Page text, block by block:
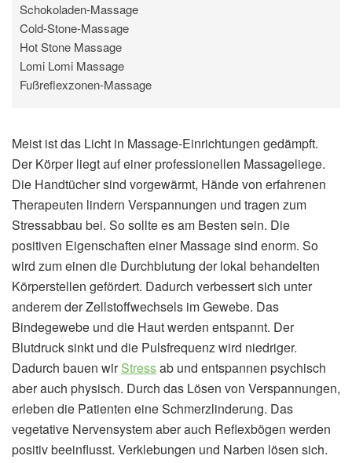
Schokoladen-Massage
Cold-Stone-Massage
Hot Stone Massage
Lomi Lomi Massage
Fußreflexzonen-Massage
Meist ist das Licht in Massage-Einrichtungen gedämpft.
Der Körper liegt auf einer professionellen Massageliege.
Die Handtücher sind vorgewärmt, Hände von erfahrenen
Therapeuten lindern Verspannungen und tragen zum
Stressabbau bei. So sollte es am Besten sein. Die
positiven Eigenschaften einer Massage sind enorm. So
wird zum einen die Durchblutung der lokal behandelten
Körperstellen gefördert. Dadurch verbessert sich unter
anderem der Zellstoffwechsels im Gewebe. Das
Bindegewebe und die Haut werden entspannt. Der
Blutdruck sinkt und die Pulsfrequenz wird niedriger.
Dadurch bauen wirStressab und entspannen psychisch
aber auch physisch. Durch das Lösen von Verspannungen,
erleben die Patienten eine Schmerzlinderung. Das
vegetative Nervensystem aber auch Reflexbögen werden
positiv beeinflusst. Verklebungen und Narben lösen sich.